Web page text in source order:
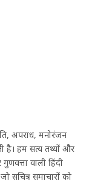
अपराध, मनोरंजन
है। हम सत्य तथ्यों और
वाली हिंदी
सचित्र समाचारों को